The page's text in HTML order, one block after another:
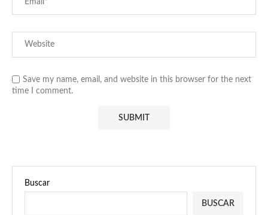
Save my name, email, and website in this browser for the next
time I comment.
Buscar
BUSCAR